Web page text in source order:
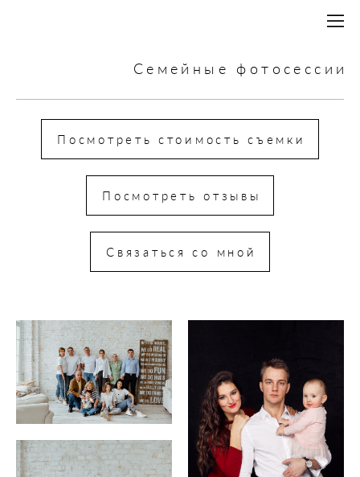
Семейные фотосессии
Посмотреть стоимость съемки
Посмотреть отзывы
Связаться со мной